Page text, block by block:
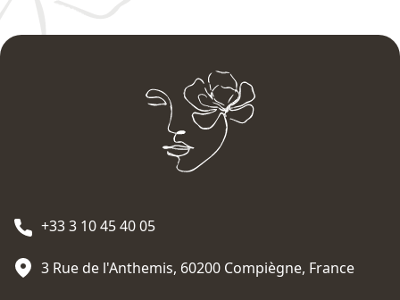
+33 3 10 45 40 05
3 Rue de l'Anthemis, 60200 Compiègne, France